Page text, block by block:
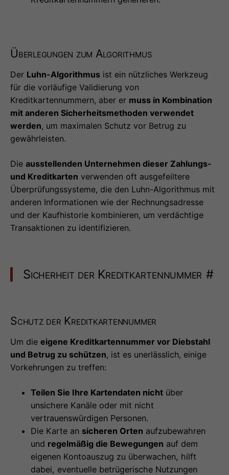
Überlegungen zum Algorithmus
Der Luhn-Algorithmus ist ein nützliches Werkzeug
für die vorläufige Validierung von
Kreditkartennummern, aber er muss in Kombination
mit anderen Sicherheitsmethoden verwendet
werden, um maximalen Schutz vor Betrug zu
gewährleisten.
Die ausstellenden Unternehmen dieser Zahlungs-
und Kreditkarten verwenden oft ausgefeiltere
Überprüfungssysteme, die den Luhn-Algorithmus mit
anderen Informationen wie der Rechnungsadresse
und der Kaufhistorie kombinieren, um verdächtige
Transaktionen zu identifizieren.
Sicherheit der Kreditkartennummer #
Schutz der Kreditkartennummer
Um die eigene Kreditkartennummer vor Diebstahl
und Betrug zu schützen, ist es unerlässlich, einige
Vorkehrungen zu treffen:
Teilen Sie Ihre Kartendaten nicht über
unsichere Kanäle oder mit nicht
vertrauenswürdigen Personen.
Die Karte an sicheren Orten aufzubewahren
und regelmäßig die Bewegungen auf dem
eigenen Kontoauszug zu überwachen, hilft
dabei, eventuelle betrügerische Nutzungen